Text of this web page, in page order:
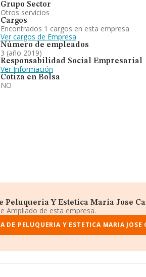
Grupo Sector
Otros servicios
Cargos
Encontrados 1 cargos en esta empresa
Ver cargos de Empresa
Número de empleados
3 (año 2019)
Responsabilidad Social Empresarial
Ver Información
Cotiza en Bolsa
NO
Y Estetica Maria Jose
Ampliado de esta empresa.
PELUQUERIA Y ESTETICA MARIA JOSE